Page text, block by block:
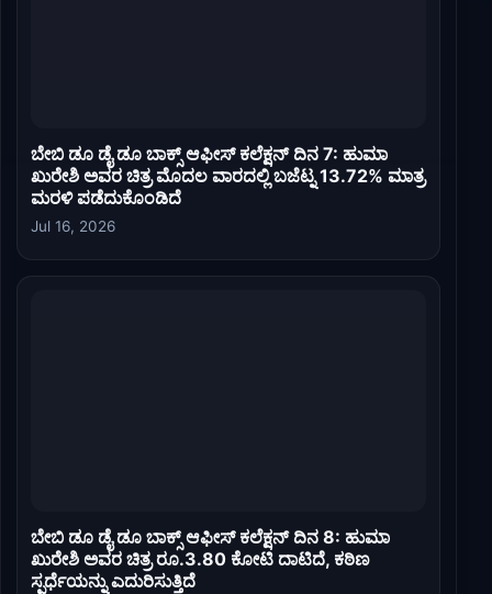
ಬೇಬಿ ಡೂ ಡೈ ಡೂ ಬಾಕ್ಸ್ ಆಫೀಸ್ ಕಲೆಕ್ಷನ್ ದಿನ 7: ಹುಮಾ
ಖುರೇಶಿ ಅವರ ಚಿತ್ರ ಮೊದಲ ವಾರದಲ್ಲಿ ಬಜೆಟ್ನ 13.72% ಮಾತ್ರ
ಮರಳಿ ಪಡೆದುಕೊಂಡಿದೆ
Jul 16, 2026
ಬೇಬಿ ಡೂ ಡೈ ಡೂ ಬಾಕ್ಸ್ ಆಫೀಸ್ ಕಲೆಕ್ಷನ್ ದಿನ 8: ಹುಮಾ
ಖುರೇಶಿ ಅವರ ಚಿತ್ರ ರೂ.3.80 ಕೋಟಿ ದಾಟಿದೆ, ಕಠಿಣ
ಸ್ಪರ್ಧೆಯನ್ನು ಎದುರಿಸುತ್ತಿದೆ